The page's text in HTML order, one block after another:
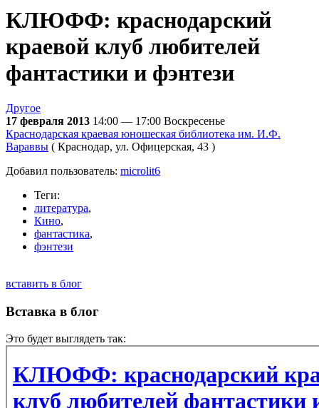
КЛЮФФ: краснодарский
краевой клуб любителей
фантастики и фэнтези
Другое
17 февраля 2013 14:00 — 17:00 Воскресенье
Краснодарская краевая юношеская библиотека им. И.Ф.
Вараввы ( Краснодар, ул. Офицерская, 43 )
Добавил пользователь: microlit6
Теги:
литература,
Кино,
фантастика,
фэнтези
вставить в блог
Вставка в блог
Это будет выглядеть так: